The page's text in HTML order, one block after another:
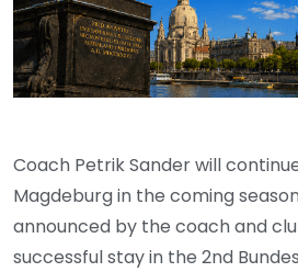
Coach Petrik Sander will
Magdeburg in the coming
announced by the coach and
successful stay in the 2nd